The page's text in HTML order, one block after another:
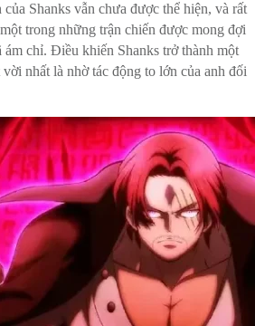
Shanks vẫn chưa được thể hiện, và rất
trong những trận chiến được mong đợi
chỉ. Điều khiến Shanks trở thành một
nhất là nhờ tác động to lớn của anh đối